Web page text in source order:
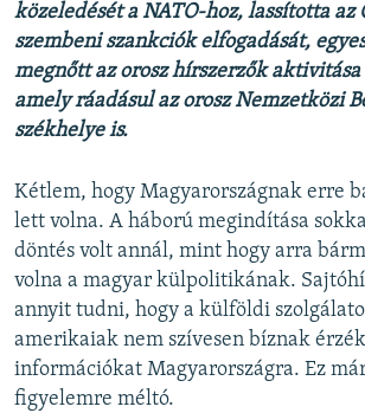
közeledését a NATO-hoz, lassította az
szembeni szankciók elfogadását,
megnőtt az orosz hírszerzők aktivitása
amely ráadásul az orosz Nemzetközi
székhelye is.
Kétlem, hogy Magyarországnak erre
lett volna. A háború megindítása
döntés volt annál, mint hogy arra
volna a magyar külpolitikának.
annyit tudni, hogy a külföldi
amerikaiak nem szívesen bíznak
információkat Magyarországra. Ez
figyelemre méltó.